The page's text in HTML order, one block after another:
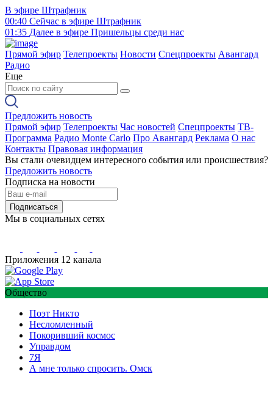
В эфире Штрафник
00:40 Сейчас в эфире Штрафник
01:35 Далее в эфире Пришельцы среди нас
Прямой эфир Телепроекты Новости Спецпроекты Авангард
Радио
Еще
Предложить новость
Прямой эфир Телепроекты Час новостей Спецпроекты ТВ-
Программа Радио Monte Carlo Про Авангард Реклама О нас
Контакты Правовая информация
Вы стали очевидцем интересного события или происшествия?
Предложить новость
Подписка на новости
Подписаться
Мы в социальных сетях
Приложения 12 канала
Общество
Поэт Никто
Несломленный
Покоривший космос
Управдом
7Я
А мне только спросить. Омск